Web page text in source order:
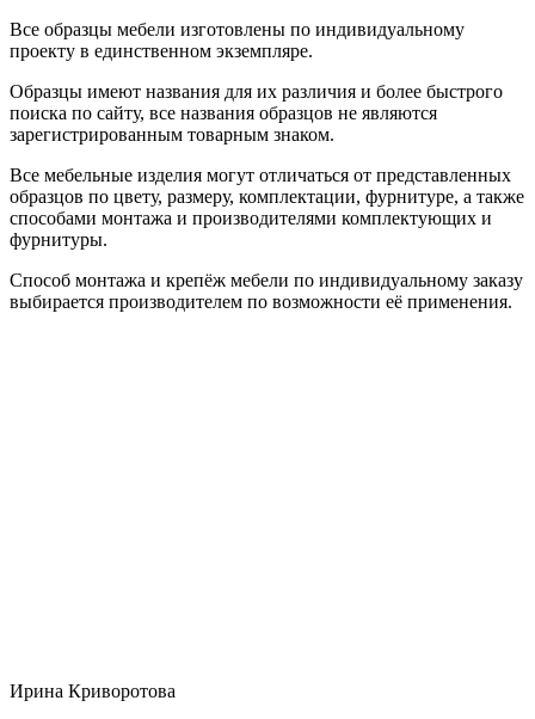
Все образцы мебели изготовлены по индивидуальному
проекту в единственном экземпляре.
Образцы имеют названия для их различия и более быстрого
поиска по сайту, все названия образцов не являются
зарегистрированным товарным знаком.
Все мебельные изделия могут отличаться от представленных
образцов по цвету, размеру, комплектации, фурнитуре, а также
способами монтажа и производителями комплектующих и
фурнитуры.
Способ монтажа и крепёж мебели по индивидуальному заказу
выбирается производителем по возможности её применения.
Ирина Криворотова